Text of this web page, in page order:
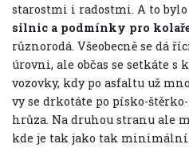
starostmi i radostmi. A to
silnic a podmínky pro
různorodá. Všeobecně se dá
úrovni, ale občas se setkáte
vozovky, kdy po asfaltu už
vy se drkotáte po písko-
hrůza. Na druhou stranu ale
kde je tak jako tak minimální